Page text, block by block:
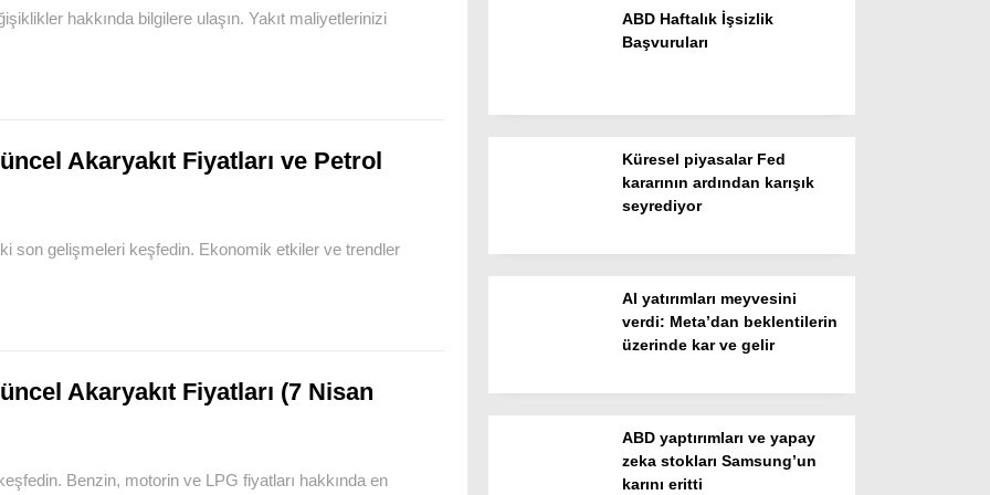
Facebook
hakkında bilgilere ulaşın. Yakıt maliyetlerinizi
Akaryakıt Fiyatları ve Petrol
son gelişmeleri keşfedin. Ekonomik etkiler ve trendler
Akaryakıt Fiyatları (7 Nisan
Benzin, motorin ve LPG fiyatları hakkında en
ABD Haftalık İşsizlik
Başvuruları
Küresel piyasalar Fed
kararının ardından karışık
seyrediyor
AI yatırımları meyvesini
verdi: Meta’dan beklentilerin
üzerinde kar ve gelir
ABD yaptırımları ve yapay
zeka stokları Samsung’un
karını eritti